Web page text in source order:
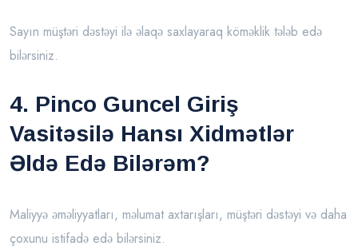
Sayın müştəri dəstəyi ilə əlaqə saxlayaraq köməklik tələb edə
bilərsiniz.
4. Pinco Guncel Giriş
Vasitəsilə Hansı Xidmətlər
Əldə Edə Bilərəm?
Maliyyə əməliyyatları, məlumat axtarışları, müştəri dəstəyi və daha
çoxunu istifadə edə bilərsiniz.